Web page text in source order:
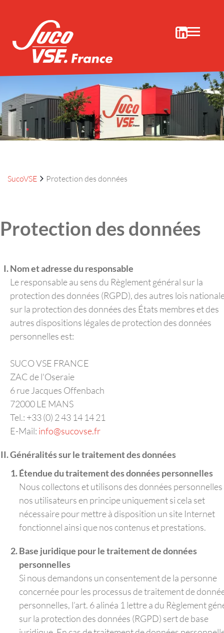
ou électromagnétiques
SucoVSE Protection des données
Protection des données
Nom et adresse du responsable
Le responsable au sens du Règlement général sur la
protection des données (RGPD), des autres lois
sur la protection des données des États membres et des
autres dispositions légales de protection des données
personnelles est:
SUCO VSE FRANCE
ZAC de l'Oseraie
6 rue Jacques Offenbach
72000 LE MANS
Tel.: +33 (0) 2 43 14 14 21
E-Mail: info@sucovse.fr
Généralités sur le traitement des données
Étendue du traitement des données personnelles
Nous collectons et utilisons des données personnelles
nos utilisateurs en principe uniquement si cela set
nécessaire pour mettre à disposition un site Internet
fonctionnel ainsi que nos contenus et prestations.
Base juridique pour le traitement de données
personnelles
Si nous demandons un consentement de la personne
concernée pour les processus de traitement de
personnelles, l’art. 6 alinéa 1 lettre a du Règlement
sur la protection des données (RGPD) sert de base